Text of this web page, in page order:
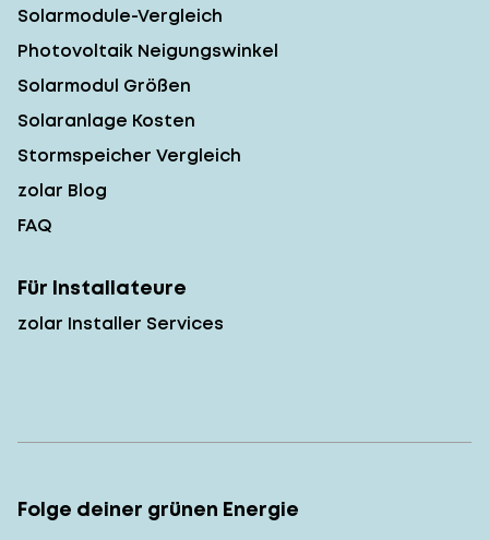
Solarmodule-Vergleich
Photovoltaik Neigungswinkel
Solarmodul Größen
Solaranlage Kosten
Stormspeicher Vergleich
zolar Blog
FAQ
Für Installateure
zolar Installer Services
Folge deiner grünen Energie